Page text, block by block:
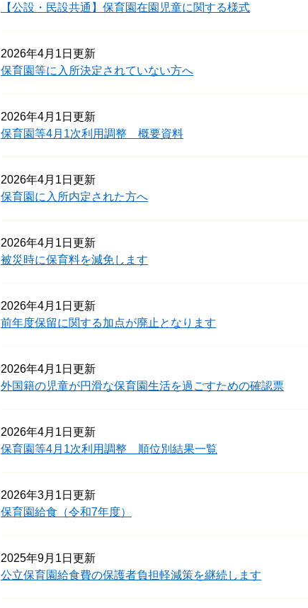
【公設・民設共通】保育園在園児童に関する様式
2026年4月1日更新
保育園等に入所決定されていない方へ
2026年4月1日更新
保育園等4月1次利用調整 概要資料
2026年4月1日更新
保育園に入所内定された方へ
2026年4月1日更新
被災時に保育料を減免します
2026年4月1日更新
前年度保留に関する加点が廃止となります
2026年4月1日更新
外国籍の児童が円滑な保育園生活を過ごすための確認票
2026年4月1日更新
保育園等4月1次利用調整 順位別結果一覧
2026年3月1日更新
保育園給食（令和7年度）
2025年9月1日更新
公立保育園給食費の保護者負担軽減策を継続します